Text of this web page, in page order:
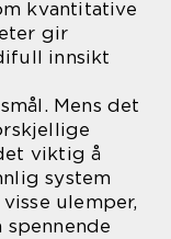
kvantitative
gir
innsikt
Mens det
viktig å
system
ulemper,